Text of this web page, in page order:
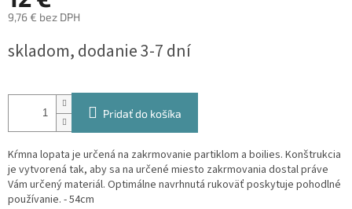
9,76 € bez DPH
cena:
skladom, dodanie 3-7 dní
Pridať do košíka
Kŕmna lopata je určená na zakrmovanie partiklom a boilies. Konštrukcia
je vytvorená tak, aby sa na určené miesto zakrmovania dostal práve
Vám určený materiál. Optimálne navrhnutá rukoväť poskytuje pohodlné
používanie. - 54cm